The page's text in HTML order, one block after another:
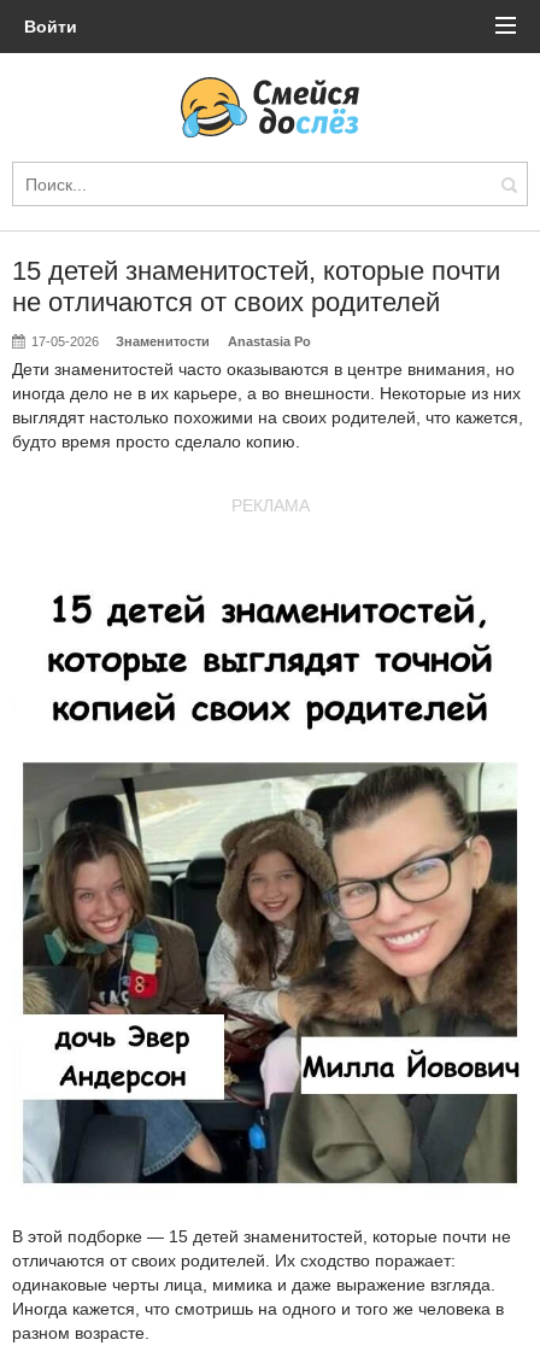
Войти
15 детей знаменитостей, которые почти
не отличаются от своих родителей
17-05-2026 Знаменитости Anastasia Po
Дети знаменитостей часто оказываются в центре внимания, но
иногда дело не в их карьере, а во внешности. Некоторые из них
выглядят настолько похожими на своих родителей, что кажется,
будто время просто сделало копию.
РЕКЛАМА
В этой подборке — 15 детей знаменитостей, которые почти не
отличаются от своих родителей. Их сходство поражает:
одинаковые черты лица, мимика и даже выражение взгляда.
Иногда кажется, что смотришь на одного и того же человека в
разном возрасте.